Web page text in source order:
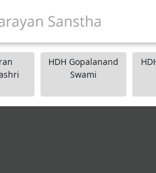
HDH Gopalanand
Swami